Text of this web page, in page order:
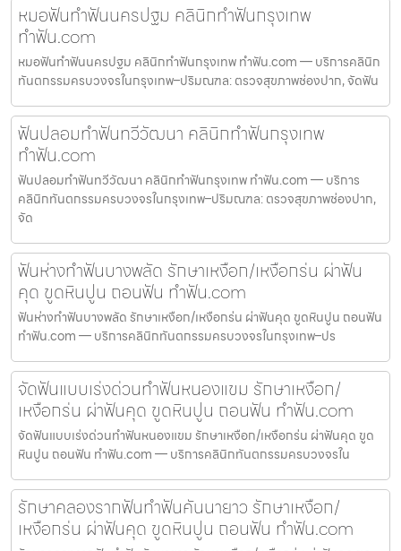
หมอฟันทำฟันนครปฐม คลินิกทำฟันกรุงเทพ
ทำฟัน.com
หมอฟันทำฟันนครปฐม คลินิกทำฟันกรุงเทพ ทำฟัน.com — บริการคลินิก
ทันตกรรมครบวงจรในกรุงเทพ–ปริมณฑล: ตรวจสุขภาพช่องปาก, จัดฟัน
ฟันปลอมทำฟันทวีวัฒนา คลินิกทำฟันกรุงเทพ
ทำฟัน.com
ฟันปลอมทำฟันทวีวัฒนา คลินิกทำฟันกรุงเทพ ทำฟัน.com — บริการ
คลินิกทันตกรรมครบวงจรในกรุงเทพ–ปริมณฑล: ตรวจสุขภาพช่องปาก,
จัด
ฟันห่างทำฟันบางพลัด รักษาเหงือก/เหงือกร่น ผ่าฟัน
คุด ขูดหินปูน ถอนฟัน ทำฟัน.com
ฟันห่างทำฟันบางพลัด รักษาเหงือก/เหงือกร่น ผ่าฟันคุด ขูดหินปูน ถอนฟัน
ทำฟัน.com — บริการคลินิกทันตกรรมครบวงจรในกรุงเทพ–ปร
จัดฟันแบบเร่งด่วนทำฟันหนองแขม รักษาเหงือก/
เหงือกร่น ผ่าฟันคุด ขูดหินปูน ถอนฟัน ทำฟัน.com
จัดฟันแบบเร่งด่วนทำฟันหนองแขม รักษาเหงือก/เหงือกร่น ผ่าฟันคุด ขูด
หินปูน ถอนฟัน ทำฟัน.com — บริการคลินิกทันตกรรมครบวงจรใน
รักษาคลองรากฟันทำฟันคันนายาว รักษาเหงือก/
เหงือกร่น ผ่าฟันคุด ขูดหินปูน ถอนฟัน ทำฟัน.com